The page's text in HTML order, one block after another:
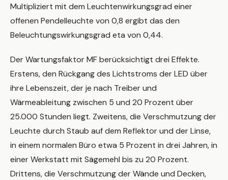
Multipliziert mit dem Leuchtenwirkungsgrad einer
offenen Pendelleuchte von 0,8 ergibt das den
Beleuchtungswirkungsgrad eta von 0,44.
Der Wartungsfaktor MF berücksichtigt drei Effekte.
Erstens, den Rückgang des Lichtstroms der LED über
ihre Lebenszeit, der je nach Treiber und
Wärmeableitung zwischen 5 und 20 Prozent über
25.000 Stunden liegt. Zweitens, die Verschmutzung der
Leuchte durch Staub auf dem Reflektor und der Linse,
in einem normalen Büro etwa 5 Prozent in drei Jahren, in
einer Werkstatt mit Sägemehl bis zu 20 Prozent.
Drittens, die Verschmutzung der Wände und Decken,